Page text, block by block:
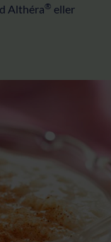
Althéra® eller